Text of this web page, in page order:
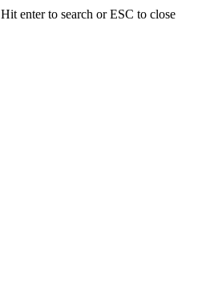
Hit enter to search or ESC to close